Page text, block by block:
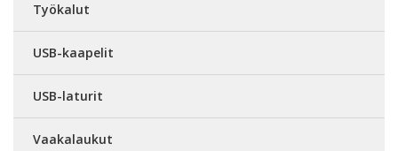
Työkalut
USB-kaapelit
USB-laturit
Vaakalaukut